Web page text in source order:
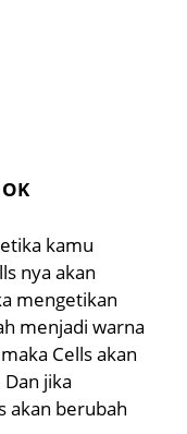
OK
kamu
nya akan
mengetikan
menjadi warna
Cells akan
jika
akan berubah